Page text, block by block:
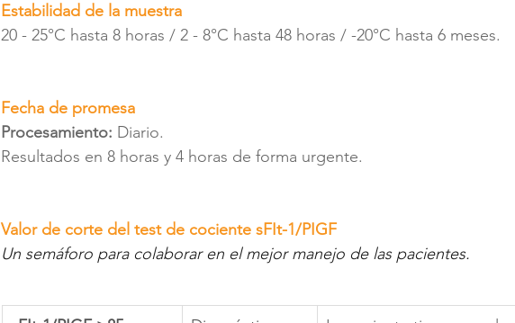
Estabilidad de la muestra
20 - 25°C hasta 8 horas / 2 - 8°C hasta 48 horas / -20°C hasta 6 meses.
Fecha de promesa
Procesamiento: Diario.
Resultados en 8 horas y 4 horas de forma urgente.
Valor de corte del test de cociente sFIt-1/PIGF
Un semáforo para colaborar en el mejor manejo de las pacientes.